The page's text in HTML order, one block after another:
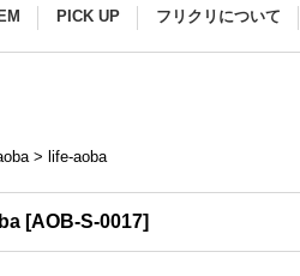
PICK UP フリクリについて
> life-aoba
[AOB-S-0017]